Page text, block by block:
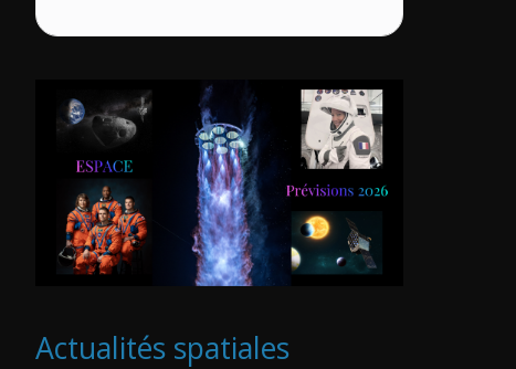
Actualités spatiales